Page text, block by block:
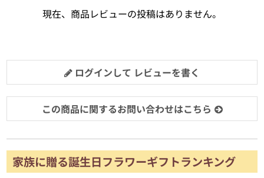
現在、商品レビューの投稿はありません。
ログインして レビューを書く
この商品に関するお問い合わせはこちら
家族に贈る誕生日フラワーギフトランキング